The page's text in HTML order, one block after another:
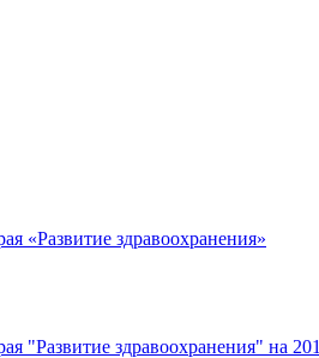
«Развитие здравоохранения»
"Развитие здравоохранения" на